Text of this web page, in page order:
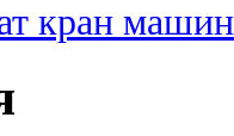
кран